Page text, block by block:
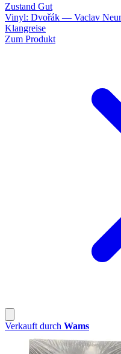
Zustand Gut
Vinyl: Dvořák — Vaclav
Klangreise
Zum Produkt
Verkauft durch Wams